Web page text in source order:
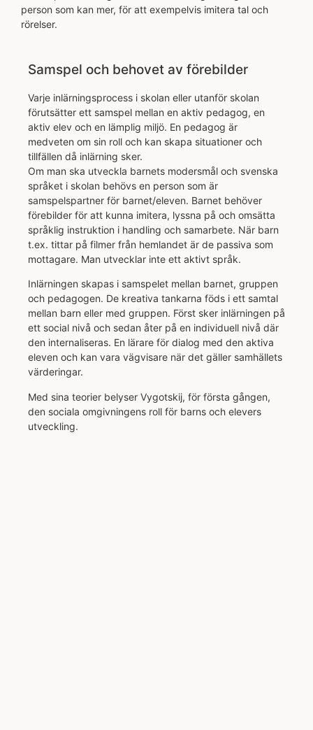
person som kan mer, för att exempelvis imitera tal och
rörelser.
Samspel och behovet av förebilder
Varje inlärningsprocess i skolan eller utanför skolan
förutsätter ett samspel mellan en aktiv pedagog, en
aktiv elev och en lämplig miljö. En pedagog är
medveten om sin roll och kan skapa situationer och
tillfällen då inlärning sker.
Om man ska utveckla barnets modersmål och svenska
språket i skolan behövs en person som är
samspelspartner för barnet/eleven. Barnet behöver
förebilder för att kunna imitera, lyssna på och omsätta
språklig instruktion i handling och samarbete. När barn
t.ex. tittar på filmer från hemlandet är de passiva som
mottagare. Man utvecklar inte ett aktivt språk.
Inlärningen skapas i samspelet mellan barnet, gruppen
och pedagogen. De kreativa tankarna föds i ett samtal
mellan barn eller med gruppen. Först sker inlärningen på
ett social nivå och sedan åter på en individuell nivå där
den internaliseras. En lärare för dialog med den aktiva
eleven och kan vara vägvisare när det gäller samhällets
värderingar.
Med sina teorier belyser Vygotskij, för första gången,
den sociala omgivningens roll för barns och elevers
utveckling.